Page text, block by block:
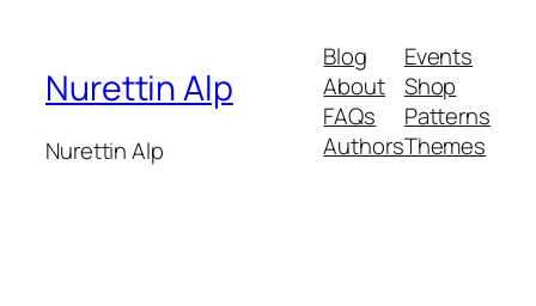
Nurettin Alp
Nurettin Alp
Blog
About
FAQs
Authors
Events
Shop
Patterns
Themes